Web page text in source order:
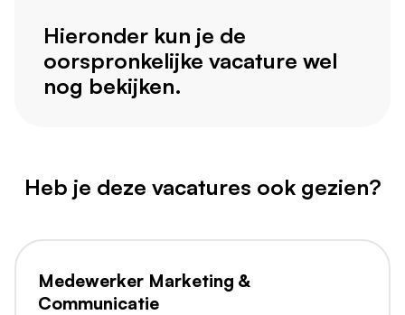
Hieronder kun je de
oorspronkelijke vacature wel
nog bekijken.
Heb je deze vacatures ook gezien?
Medewerker Marketing &
Communicatie